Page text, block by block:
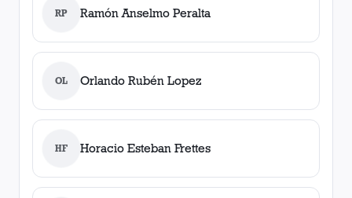
RP Ramón Anselmo Peralta
OL Orlando Rubén Lopez
HF Horacio Esteban Frettes